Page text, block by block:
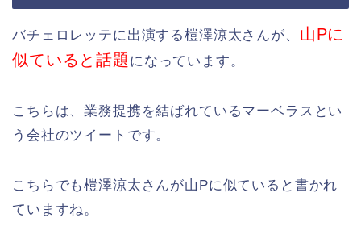
バチェロレッテに出演する榿澤涼太さんが、 山Pに
似ていると話題 になっています。
こちらは、業務提携を結ばれているマーベラスとい
う会社のツイートです。
こちらでも榿澤涼太さんが山Pに似ていると書かれ
ていますね。